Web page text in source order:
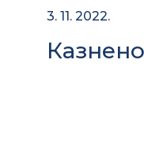
3. 11. 2022.